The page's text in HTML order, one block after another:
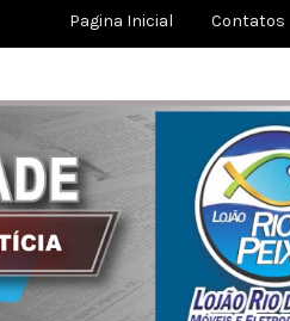
Pagina Inicial Contatos